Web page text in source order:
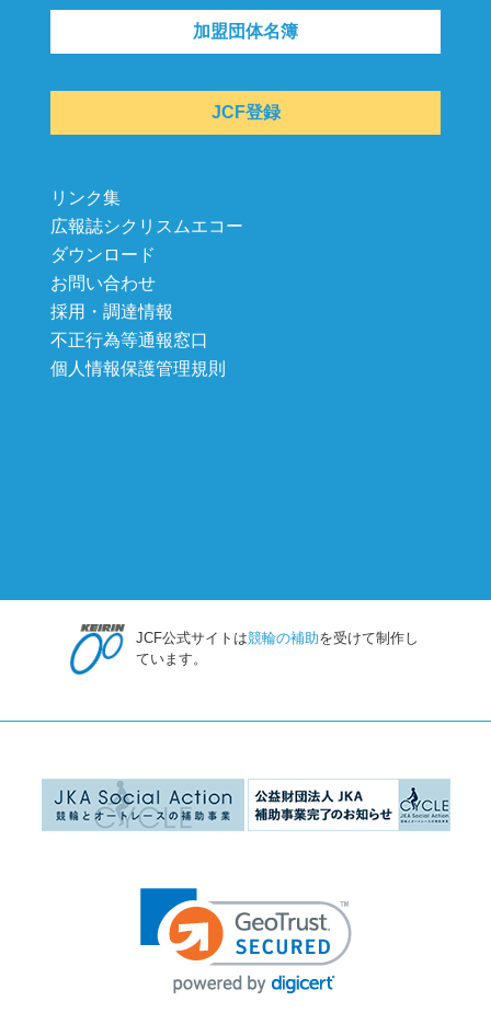
加盟団体名簿
JCF登録
リンク集
広報誌シクリスムエコー
ダウンロード
お問い合わせ
採用・調達情報
不正行為等通報窓口
個人情報保護管理規則
JCF公式サイトは競輪の補助を受けて制作し
ています。